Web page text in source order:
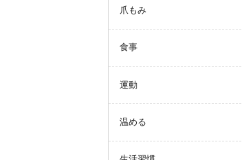
爪もみ
食事
運動
温める